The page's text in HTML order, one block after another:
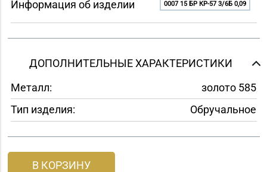
Информация об изделии 0007 15 БР КР-57 3/6Б 0,09
ДОПОЛНИТЕЛЬНЫЕ ХАРАКТЕРИСТИКИ
Металл:
золото 585
Тип изделия:
Обручальное
В КОРЗИНУ